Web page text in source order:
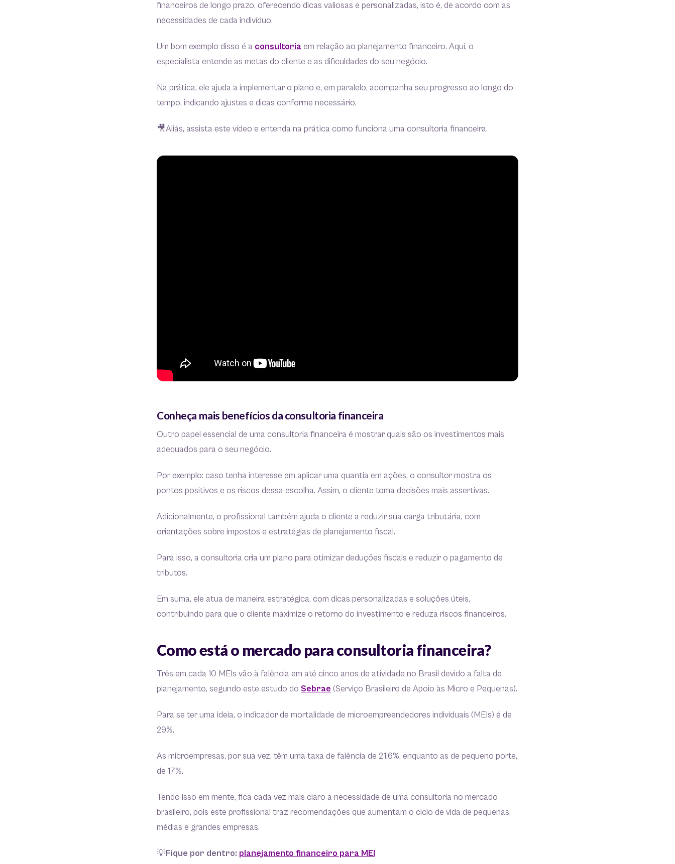
financeiros de longo prazo, oferecendo dicas valiosas e personalizadas, isto é, de acordo com as
necessidades de cada indivíduo.
Um bom exemplo disso é a consultoria em relação ao planejamento financeiro. Aqui, o
especialista entende as metas do cliente e as dificuldades do seu negócio.
Na prática, ele ajuda a implementar o plano e, em paralelo, acompanha seu progresso ao longo do
tempo, indicando ajustes e dicas conforme necessário.
🎥Aliás, assista este vídeo e entenda na prática como funciona uma consultoria financeira.
Conheça mais benefícios da consultoria financeira
Outro papel essencial de uma consultoria financeira é mostrar quais são os investimentos mais
adequados para o seu negócio.
Por exemplo: caso tenha interesse em aplicar uma quantia em ações, o consultor mostra os
pontos positivos e os riscos dessa escolha. Assim, o cliente toma decisões mais assertivas.
Adicionalmente, o profissional também ajuda o cliente a reduzir sua carga tributária, com
orientações sobre impostos e estratégias de planejamento fiscal.
Para isso, a consultoria cria um plano para otimizar deduções fiscais e reduzir o pagamento de
tributos.
Em suma, ele atua de maneira estratégica, com dicas personalizadas e soluções úteis,
contribuindo para que o cliente maximize o retorno do investimento e reduza riscos financeiros.
Como está o mercado para consultoria financeira?
Três em cada 10 MEIs vão à falência em até cinco anos de atividade no Brasil devido a falta de
planejamento, segundo este estudo do Sebrae (Serviço Brasileiro de Apoio às Micro e Pequenas).
Para se ter uma ideia, o indicador de mortalidade de microempreendedores individuais (MEIs) é de
29%.
As microempresas, por sua vez, têm uma taxa de falência de 21,6%, enquanto as de pequeno porte,
de 17%.
Tendo isso em mente, fica cada vez mais claro a necessidade de uma consultoria no mercado
brasileiro, pois este profissional traz recomendações que aumentam o ciclo de vida de pequenas,
médias e grandes empresas.
💡Fique por dentro: planejamento financeiro para MEI